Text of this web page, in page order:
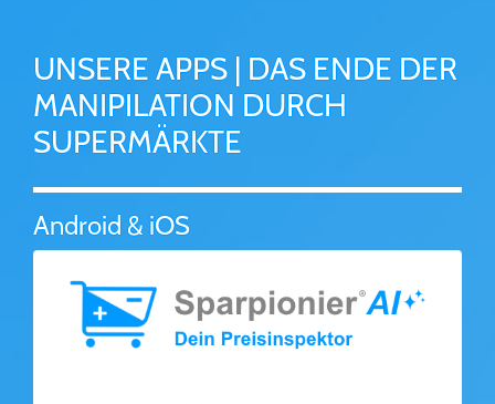
UNSERE APPS | DAS ENDE DER
MANIPILATION DURCH
SUPERMÄRKTE
Android & iOS